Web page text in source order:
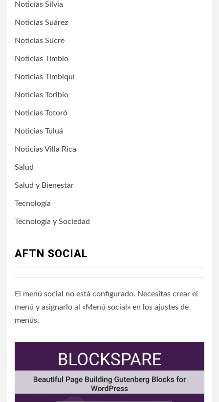
Noticias Silvia
Noticias Suárez
Noticias Sucre
Noticias Timbío
Noticias Timbiquí
Noticias Toribío
Noticias Totoró
Noticias Tuluá
Noticias Villa Rica
Salud
Salud y Bienestar
Tecnología
Tecnología y Sociedad
AFTN SOCIAL
El menú social no está configurado. Necesitas crear el
menú y asignarlo al «Menú social» en los ajustes de
menús.